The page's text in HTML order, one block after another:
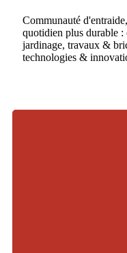
Communauté
quotidien plus durable
jardinage, travaux &
technologies &